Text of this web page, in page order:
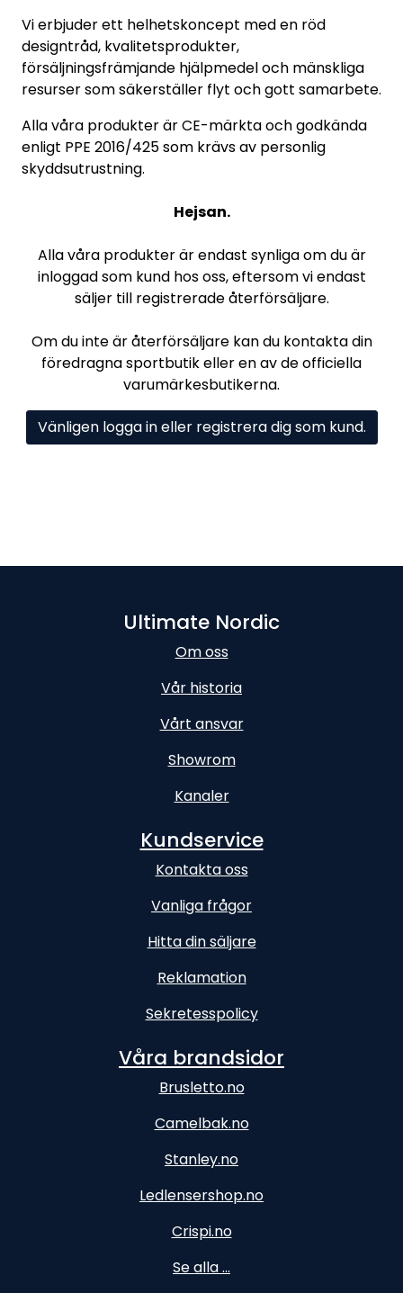
Vi erbjuder ett helhetskoncept med en röd
designtråd, kvalitetsprodukter,
försäljningsfrämjande hjälpmedel och mänskliga
resurser som säkerställer flyt och gott samarbete.
Alla våra produkter är CE-märkta och godkända
enligt PPE 2016/425 som krävs av personlig
skyddsutrustning.
Hejsan.
Alla våra produkter är endast synliga om du är
inloggad som kund hos oss, eftersom vi endast
säljer till registrerade återförsäljare.
Om du inte är återförsäljare kan du kontakta din
föredragna sportbutik eller en av de officiella
varumärkesbutikerna.
Vänligen logga in eller registrera dig som kund.
Ultimate Nordic
Om oss
Vår historia
Vårt ansvar
Showrom
Kanaler
Kundservice
Kontakta oss
Vanliga frågor
Hitta din säljare
Reklamation
Sekretesspolicy
Våra brandsidor
Brusletto.no
Camelbak.no
Stanley.no
Ledlensershop.no
Crispi.no
Se alla ...